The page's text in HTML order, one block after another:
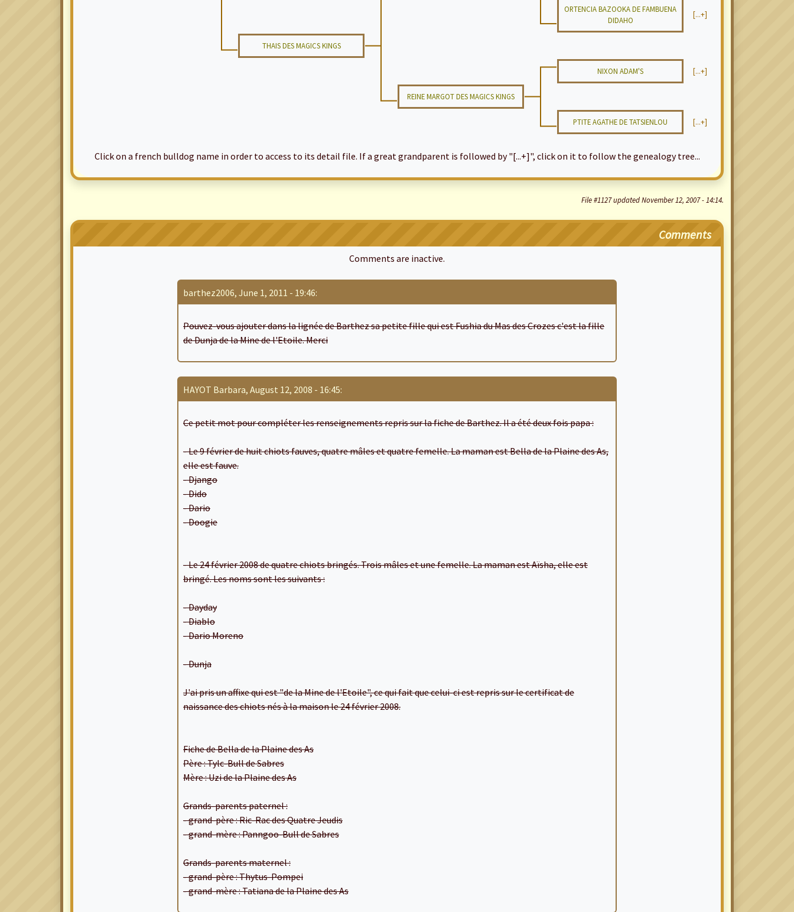
ORTENCIA BAZOOKA DE FAMBUENA
DIDAHO
[...+]
THAIS DES MAGICS KINGS
NIXON ADAM'S [...+]
REINE MARGOT DES MAGICS KINGS
PTITE AGATHE DE TATSIENLOU [...+]
Click on a french bulldog name in order to access to its detail file. If a great grandparent is followed by "[...+]", click on it to follow the genealogy tree...
File #1127 updated November 12, 2007 - 14:14.
Comments
Comments are inactive.
barthez2006, June 1, 2011 - 19:46:
Pouvez-vous ajouter dans la lignée de Barthez sa petite fille qui est Fushia du Mas des Crozes c'est la fille
de Dunja de la Mine de l'Etoile. Merci
HAYOT Barbara, August 12, 2008 - 16:45:
Ce petit mot pour compléter les renseignements repris sur la fiche de Barthez. Il a été deux fois papa :
- Le 9 février de huit chiots fauves, quatre mâles et quatre femelle. La maman est Bella de la Plaine des As,
elle est fauve.
- Django
- Dido
- Dario
- Doogie
- Le 24 février 2008 de quatre chiots bringés. Trois mâles et une femelle. La maman est Aïsha, elle est
bringé. Les noms sont les suivants :
- Dayday
- Diablo
- Dario Moreno
- Dunja
J'ai pris un affixe qui est "de la Mine de l'Etoile", ce qui fait que celui-ci est repris sur le certificat de
naissance des chiots nés à la maison le 24 février 2008.
Fiche de Bella de la Plaine des As
Père : Tylc-Bull de Sabres
Mère : Uzi de la Plaine des As
Grands-parents paternel :
- grand-père : Ric-Rac des Quatre Jeudis
- grand-mère : Panngoo-Bull de Sabres
Grands-parents maternel :
- grand-père : Thytus-Pompei
- grand-mère : Tatiana de la Plaine des As